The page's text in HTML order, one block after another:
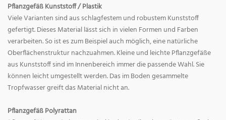
Pflanzgefäß Kunststoff / Plastik
Viele Varianten sind aus schlagfestem und robustem Kunststoff
gefertigt. Dieses Material lässt sich in vielen Formen und Farben
verarbeiten. So ist es zum Beispiel auch möglich, eine natürliche
Oberflächenstruktur nachzuahmen. Kleine und leichte Pflanzgefäße
aus Kunststoff sind im Innenbereich immer die passende Wahl. Sie
können leicht umgestellt werden. Das im Boden gesammelte
Tropfwasser greift das Material nicht an.
Pflanzgefäß Polyrattan